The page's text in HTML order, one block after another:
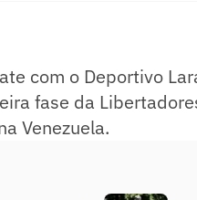
com o Deportivo
fase da
Venezuela.